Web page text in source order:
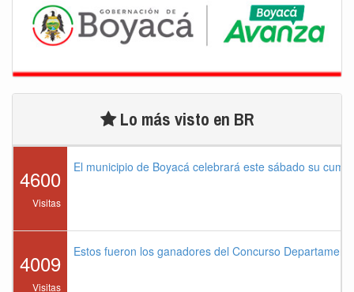
Lo más visto en BR
4600
Visitas
El municipio de Boyacá celebrará este sábado su
4009
Visitas
Estos fueron los ganadores del Concurso